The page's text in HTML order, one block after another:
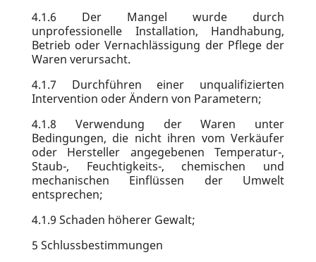
4.1.6 Der Mangel wurde durch
unprofessionelle Installation, Handhabung,
Betrieb oder Vernachlässigung der Pflege der
Waren verursacht.
4.1.7 Durchführen einer unqualifizierten
Intervention oder Ändern von Parametern;
4.1.8 Verwendung der Waren unter
Bedingungen, die nicht ihren vom Verkäufer
oder Hersteller angegebenen Temperatur-,
Staub-, Feuchtigkeits-, chemischen und
mechanischen Einflüssen der Umwelt
entsprechen;
4.1.9 Schaden höherer Gewalt;
5 Schlussbestimmungen